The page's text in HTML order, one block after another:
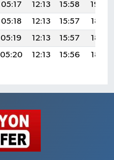
05:17 12:13 15:58
19:00
05:18 12:13 15:57
18:58
05:19 12:13 15:57
18:57
05:20 12:13 15:56 18:55